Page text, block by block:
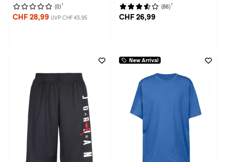
(0) 1
CHF 28,99 UVP CHF 43,95
(86) 1
CHF 26,99
New Arrival